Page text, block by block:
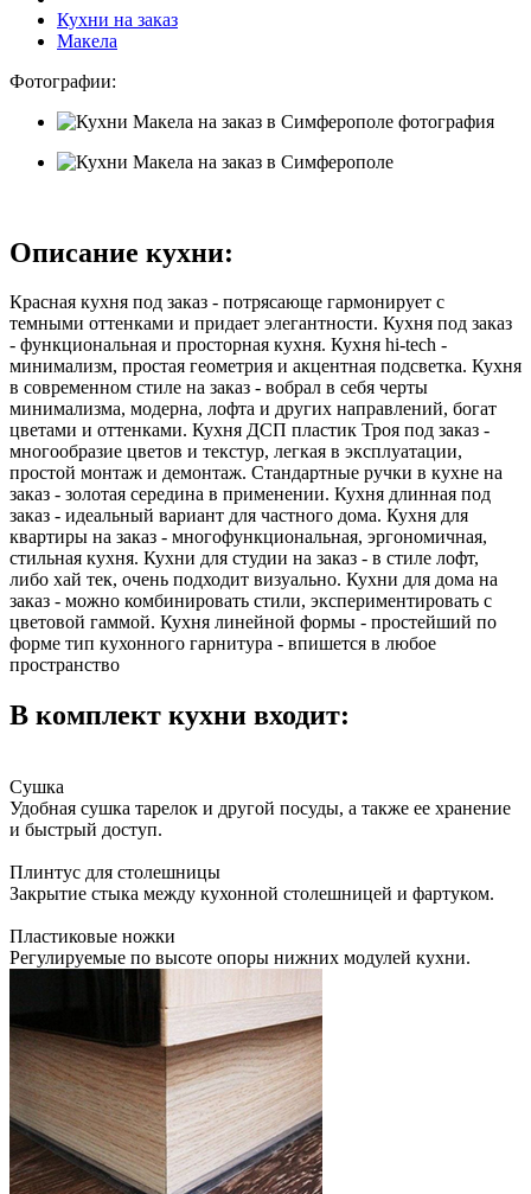
Кухни на заказ
Макела
Фотографии:
Описание кухни:
Красная кухня под заказ - потрясающе гармонирует с
темными оттенками и придает элегантности. Кухня под заказ
- функциональная и просторная кухня. Кухня hi-tech -
минимализм, простая геометрия и акцентная подсветка. Кухня
в современном стиле на заказ - вобрал в себя черты
минимализма, модерна, лофта и других направлений, богат
цветами и оттенками. Кухня ДСП пластик Троя под заказ -
многообразие цветов и текстур, легкая в эксплуатации,
простой монтаж и демонтаж. Стандартные ручки в кухне на
заказ - золотая середина в применении. Кухня длинная под
заказ - идеальный вариант для частного дома. Кухня для
квартиры на заказ - многофункциональная, эргономичная,
стильная кухня. Кухни для студии на заказ - в стиле лофт,
либо хай тек, очень подходит визуально. Кухни для дома на
заказ - можно комбинировать стили, экспериментировать с
цветовой гаммой. Кухня линейной формы - простейший по
форме тип кухонного гарнитура - впишется в любое
пространство
В комплект кухни входит:
Сушка
Удобная сушка тарелок и другой посуды, а также ее хранение
и быстрый доступ.
Плинтус для столешницы
Закрытие стыка между кухонной столешницей и фартуком.
Пластиковые ножки
Регулируемые по высоте опоры нижних модулей кухни.